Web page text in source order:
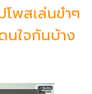
พสเล่นขำๆ
นใจกันบ้าง